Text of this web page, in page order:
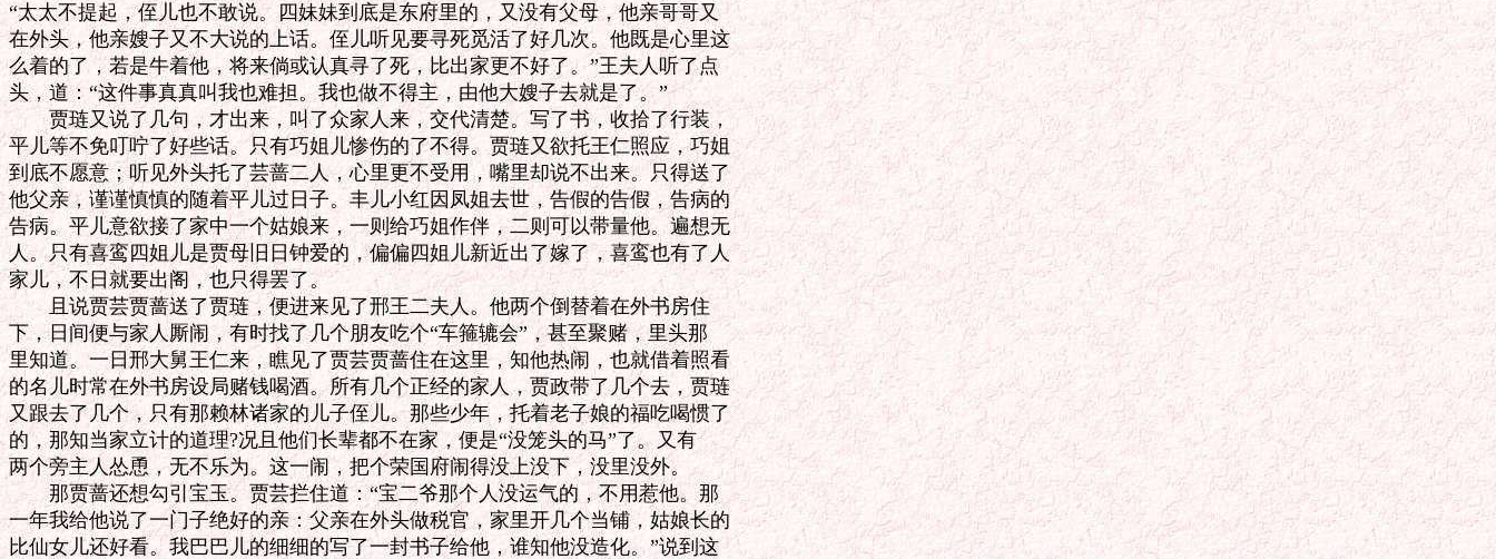
“太太不提起，侄儿也不敢说。四妹妹到底是东府里的，又没有父母，他亲哥哥又
在外头，他亲嫂子又不大说的上话。侄儿听见要寻死觅活了好几次。他既是心里这
么着的了，若是牛着他，将来倘或认真寻了死，比出家更不好了。”王夫人听了点
头，道：“这件事真真叫我也难担。我也做不得主，由他大嫂子去就是了。”
贾琏又说了几句，才出来，叫了众家人来，交代清楚。写了书，收拾了行装，
平儿等不免叮咛了好些话。只有巧姐儿惨伤的了不得。贾琏又欲托王仁照应，巧姐
到底不愿意；听见外头托了芸蔷二人，心里更不受用，嘴里却说不出来。只得送了
他父亲，谨谨慎慎的随着平儿过日子。丰儿小红因凤姐去世，告假的告假，告病的
告病。平儿意欲接了家中一个姑娘来，一则给巧姐作伴，二则可以带量他。遍想无
人。只有喜鸾四姐儿是贾母旧日钟爱的，偏偏四姐儿新近出了嫁了，喜鸾也有了人
家儿，不日就要出阁，也只得罢了。
且说贾芸贾蔷送了贾琏，便进来见了邢王二夫人。他两个倒替着在外书房住
下，日间便与家人厮闹，有时找了几个朋友吃个“车箍辘会”，甚至聚赌，里头那
里知道。一日邢大舅王仁来，瞧见了贾芸贾蔷住在这里，知他热闹，也就借着照看
的名儿时常在外书房设局赌钱喝酒。所有几个正经的家人，贾政带了几个去，贾琏
又跟去了几个，只有那赖林诸家的儿子侄儿。那些少年，托着老子娘的福吃喝惯了
的，那知当家立计的道理?况且他们长辈都不在家，便是“没笼头的马”了。又有
两个旁主人怂恿，无不乐为。这一闹，把个荣国府闹得没上没下，没里没外。
那贾蔷还想勾引宝玉。贾芸拦住道：“宝二爷那个人没运气的，不用惹他。那
一年我给他说了一门子绝好的亲：父亲在外头做税官，家里开几个当铺，姑娘长的
比仙女儿还好看。我巴巴儿的细细的写了一封书子给他，谁知他没造化。”说到这